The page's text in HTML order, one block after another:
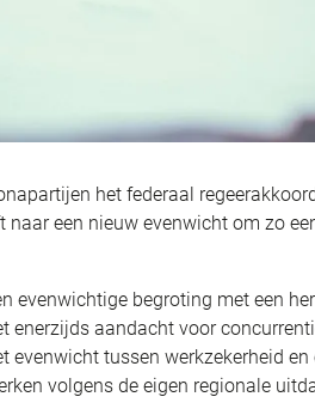
het federaal
naar een nieuw evenwicht om zo
evenwichtige begroting met een
enerzijds aandacht voor
evenwicht tussen werkzekerheid
volgens de eigen regionale